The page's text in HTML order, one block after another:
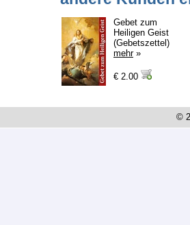
Gebet zum
Heiligen Geist
(Gebetszettel)
mehr»
€ 2.00
©